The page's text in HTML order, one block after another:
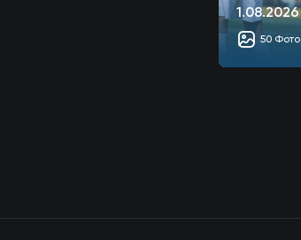
1.08.2026
50 Фото